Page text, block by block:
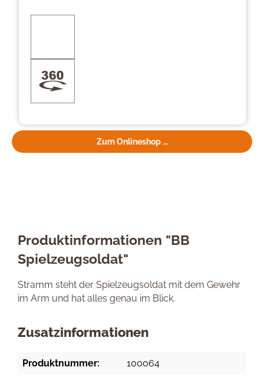
Zum Onlineshop ...
Produktinformationen "BB
Spielzeugsoldat"
Stramm steht der Spielzeugsoldat mit dem Gewehr
im Arm und hat alles genau im Blick.
Zusatzinformationen
Produktnummer: 100064